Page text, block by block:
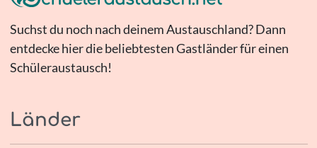
Suchst du noch nach deinem Austauschland? Dann
entdecke hier die beliebtesten Gastländer für einen
Schüleraustausch!
Länder